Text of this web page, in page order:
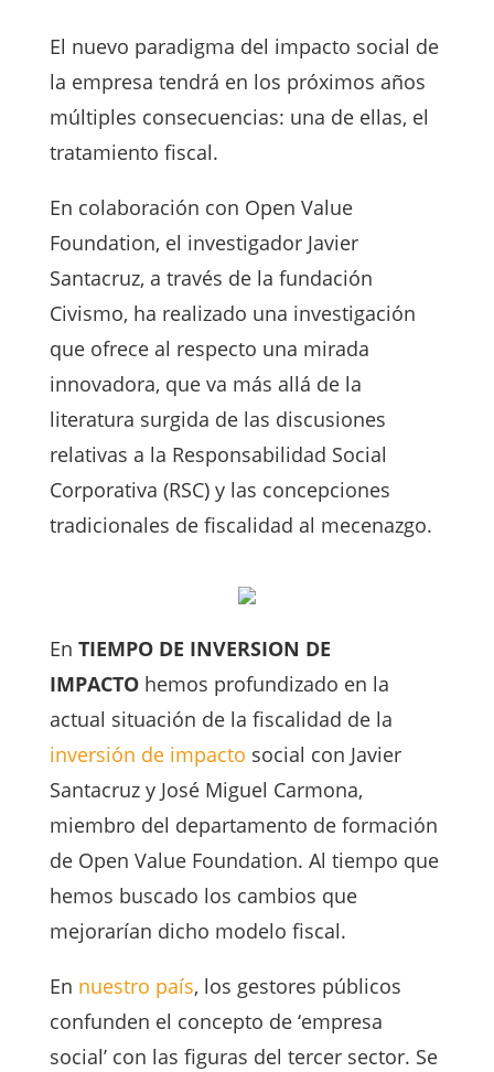
El nuevo paradigma del impacto social de
la empresa tendrá en los próximos años
múltiples consecuencias: una de ellas, el
tratamiento fiscal.
En colaboración con Open Value
Foundation, el investigador Javier
Santacruz, a través de la fundación
Civismo, ha realizado una investigación
que ofrece al respecto una mirada
innovadora, que va más allá de la
literatura surgida de las discusiones
relativas a la Responsabilidad Social
Corporativa (RSC) y las concepciones
tradicionales de fiscalidad al mecenazgo.
En TIEMPO DE INVERSION DE
IMPACTOhemos profundizado en la
actual situación de la fiscalidad de la
inversión de impacto social con Javier
Santacruz y José Miguel Carmona,
miembro del departamento de formación
de Open Value Foundation. Al tiempo que
hemos buscado los cambios que
mejorarían dicho modelo fiscal.
En nuestro país, los gestores públicos
confunden el concepto de ‘empresa
social’ con las figuras del tercer sector. Se